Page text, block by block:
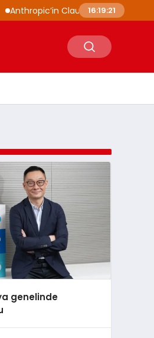
Claude modelleri siber
16:19:22
genelinde